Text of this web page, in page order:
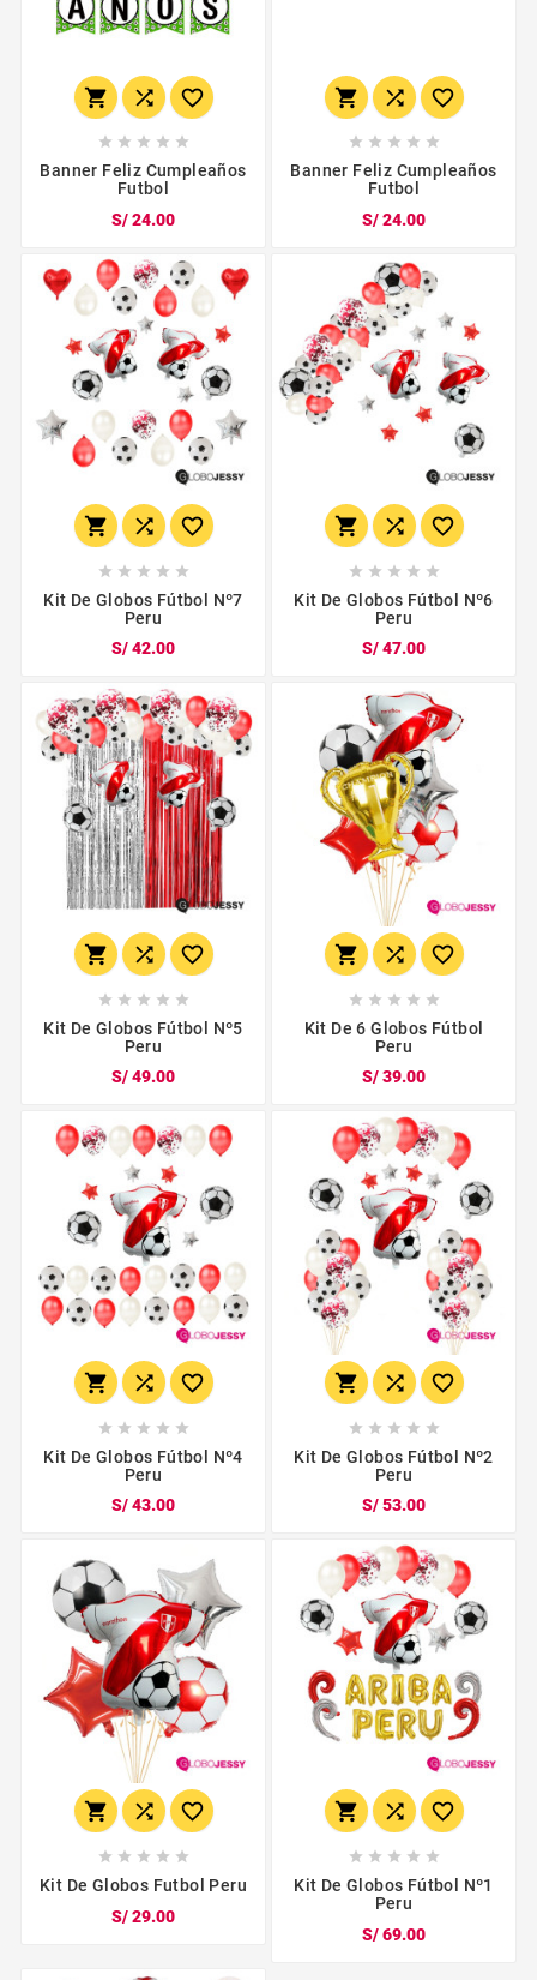
  
    
Banner Feliz Cumpleaños
Futbol
S/ 24.00
  
    
Banner Feliz Cumpleaños
Futbol
S/ 24.00
  
    
Kit De Globos Fútbol Nº7
Peru
S/ 42.00
  
    
Kit De Globos Fútbol Nº6
Peru
S/ 47.00
  
    
Kit De Globos Fútbol Nº5
Peru
S/ 49.00
  
    
Kit De 6 Globos Fútbol
Peru
S/ 39.00
  
    
Kit De Globos Fútbol Nº4
Peru
S/ 43.00
  
    
Kit De Globos Fútbol Nº2
Peru
S/ 53.00
  
    
Kit De Globos Futbol Peru
S/ 29.00
  
    
Kit De Globos Fútbol Nº1
Peru
S/ 69.00